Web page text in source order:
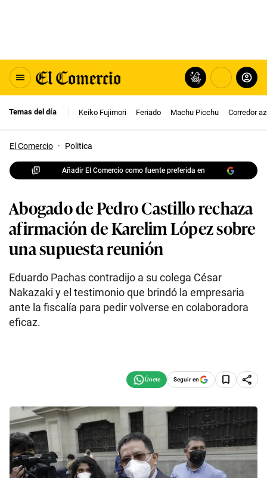
Temas del día Keiko Fujimori Feriado Machu Picchu Corredor
El Comercio · Politica
Añadir El Comercio como fuente preferida en
Abogado de Pedro Castillo rechaza
afirmación de Karelim López sobre
una supuesta reunión
Eduardo Pachas contradijo a su colega César
Nakazaki y el testimonio que brindó la empresaria
ante la fiscalía para pedir volverse en colaboradora
eficaz.
Seguir en